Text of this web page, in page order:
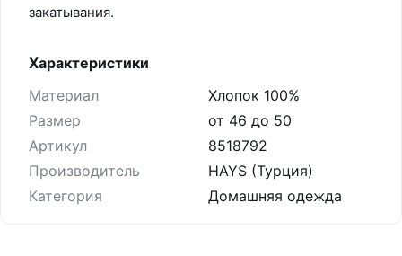
закатывания.
Характеристики
Материал
Хлопок 100%
Размер
от 46 до 50
Артикул
8518792
Производитель
HAYS (Турция)
Категория
Домашняя одежда